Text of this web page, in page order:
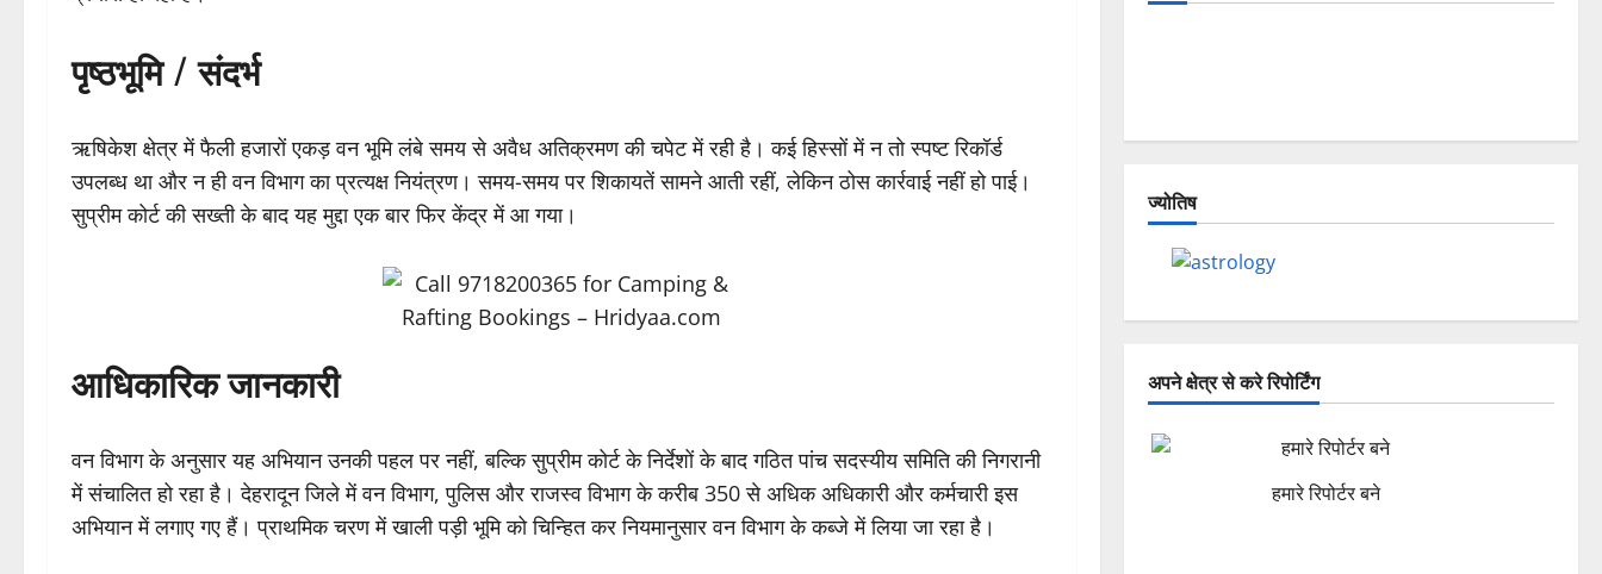
पृष्ठभूमि / संदर्भ
ऋषिकेश क्षेत्र में फैली हजारों एकड़ वन भूमि लंबे समय से अवैध अतिक्रमण की चपेट में रही है। कई हिस्सों में न तो स्पष्ट रिकॉर्ड
उपलब्ध था और न ही वन विभाग का प्रत्यक्ष नियंत्रण। समय-समय पर शिकायतें सामने आती रहीं, लेकिन ठोस कार्रवाई नहीं हो पाई।
सुप्रीम कोर्ट की सख्ती के बाद यह मुद्दा एक बार फिर केंद्र में आ गया।
आधिकारिक जानकारी
वन विभाग के अनुसार यह अभियान उनकी पहल पर नहीं, बल्कि सुप्रीम कोर्ट के निर्देशों के बाद गठित पांच सदस्यीय समिति की निगरानी
में संचालित हो रहा है। देहरादून जिले में वन विभाग, पुलिस और राजस्व विभाग के करीब 350 से अधिक अधिकारी और कर्मचारी इस
अभियान में लगाए गए हैं। प्राथमिक चरण में खाली पड़ी भूमि को चिन्हित कर नियमानुसार वन विभाग के कब्जे में लिया जा रहा है।
ज्योतिष
अपने क्षेत्र से करे रिपोर्टिंग
हमारे रिपोर्टर बने